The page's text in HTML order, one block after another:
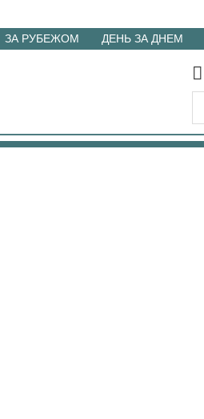
ЗА РУБЕЖОМ ДЕНЬ ЗА ДНЕМ